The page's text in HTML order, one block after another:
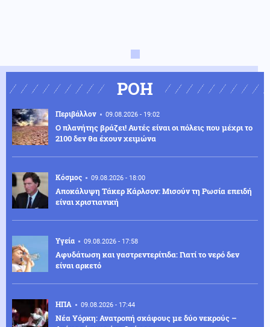
ΡΟΗ
Περιβάλλον 09.08.2026 - 19:02
Ο πλανήτης βράζει! Αυτές είναι οι πόλεις που μέχρι το
2100 δεν θα έχουν χειμώνα
Κόσμος 09.08.2026 - 18:00
Αποκάλυψη Τάκερ Κάρλσον: Μισούν τη Ρωσία επειδή
είναι χριστιανική
Υγεία 09.08.2026 - 17:58
Αφυδάτωση και γαστρεντερίτιδα: Γιατί το νερό δεν
είναι αρκετό
ΗΠΑ 09.08.2026 - 17:44
Νέα Υόρκη: Ανατροπή σκάφους με δύο νεκρούς –